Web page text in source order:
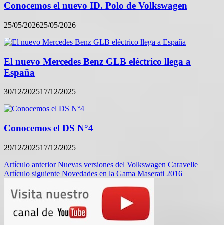
Conocemos el nuevo ID. Polo de Volkswagen
25/05/202625/05/2026
El nuevo Mercedes Benz GLB eléctrico llega a
España
30/12/202517/12/2025
Conocemos el DS N°4
29/12/202517/12/2025
Navegación
de
entradas
Artículo anterior Nuevas versiones del Volkswagen Caravelle
Artículo siguiente Novedades en la Gama Maserati 2016